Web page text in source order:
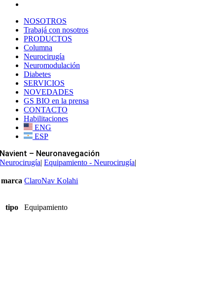
NOSOTROS
Trabajá con nosotros
PRODUCTOS
Columna
Neurocirugía
Neuromodulación
Diabetes
SERVICIOS
NOVEDADES
GS BIO en la prensa
CONTACTO
Habilitaciones
ENG
ESP
Navient – Neuronavegación
Neurocirugía|Equipamiento - Neurocirugía|
marca ClaroNav Kolahi
tipo Equipamiento